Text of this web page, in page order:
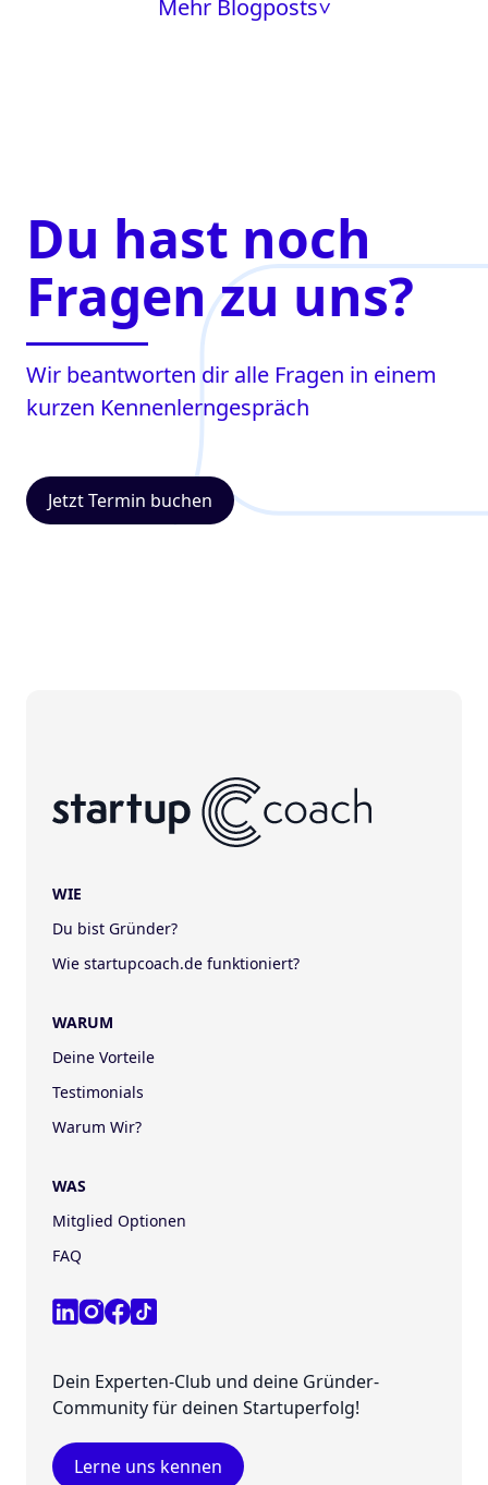
Mehr Blogposts>
Du hast noch
Fragen zu uns?
Wir beantworten dir alle Fragen in einem
kurzen Kennenlerngespräch
Jetzt Termin buchen
WIE
Du bist Gründer?
Wie startupcoach.de funktioniert?
WARUM
Deine Vorteile
Testimonials
Warum Wir?
WAS
Mitglied Optionen
FAQ
Dein Experten-Club und deine Gründer-
Community für deinen Startuperfolg!
Lerne uns kennen